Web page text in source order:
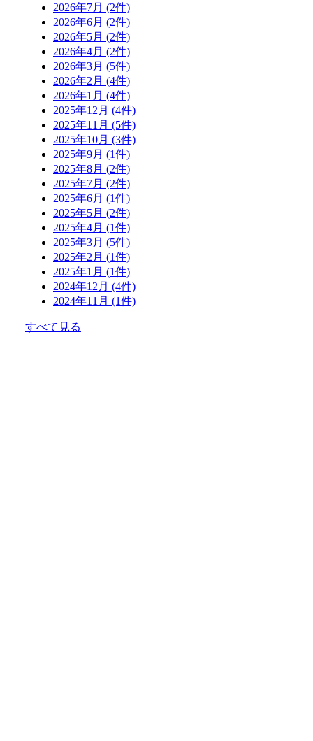
2026年7月 (2件)
2026年6月 (2件)
2026年5月 (2件)
2026年4月 (2件)
2026年3月 (5件)
2026年2月 (4件)
2026年1月 (4件)
2025年12月 (4件)
2025年11月 (5件)
2025年10月 (3件)
2025年9月 (1件)
2025年8月 (2件)
2025年7月 (2件)
2025年6月 (1件)
2025年5月 (2件)
2025年4月 (1件)
2025年3月 (5件)
2025年2月 (1件)
2025年1月 (1件)
2024年12月 (4件)
2024年11月 (1件)
すべて見る